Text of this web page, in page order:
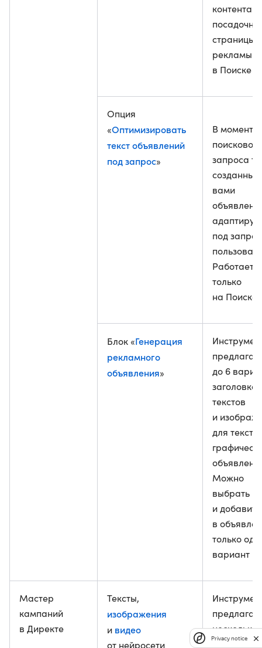
контента
страницы
рекламы
в Поиске
Опция
«Оптимизировать
текст объявлений
под запрос»
В момент
поискового
запроса
созданных
вами
под запрос
Работает
только
на Поиске
Блок «Генерация
рекламного
объявления»
до 6
текстов
и
для
Можно
выбрать
и добавить
в
только
вариант
Мастер
кампаний
в Директе
Тексты,
изображения
и видео
от нейросети
несколько
вариантов
Privacy notice